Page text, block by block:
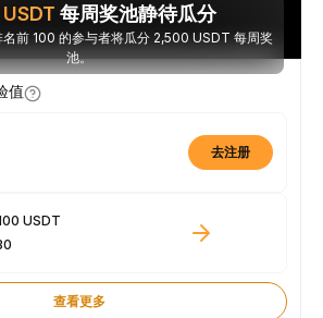
USDT 每周奖池静待瓜分
前 100 的参与者将瓜分 2,500 USDT 每周奖
池。
值
去注册
USDT
查看更多